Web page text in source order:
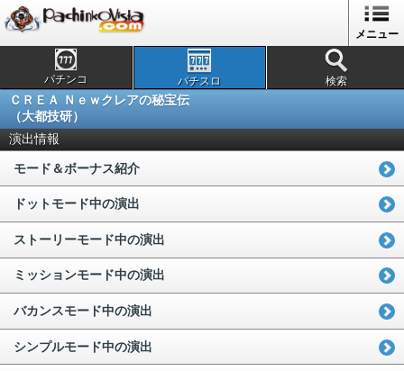
メニュー
パチンコ パチスロ 検索
ＣＲＥＡ Ｎｅｗクレアの秘宝伝
（大都技研）
演出情報
モード＆ボーナス紹介
ドットモード中の演出
ストーリーモード中の演出
ミッションモード中の演出
バカンスモード中の演出
シンプルモード中の演出